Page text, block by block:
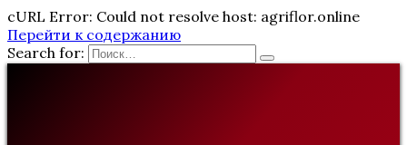
cURL Error: Could not resolve host: agriflor.online
Перейти к содержанию
Search for: